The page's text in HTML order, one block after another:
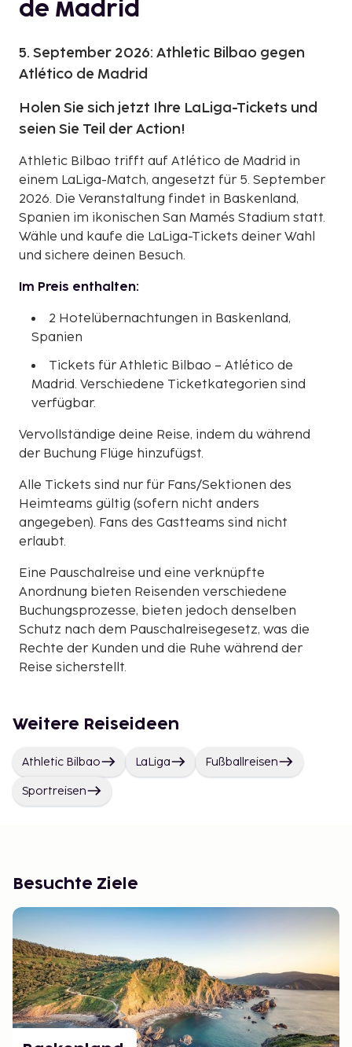
de Madrid
5. September 2026: Athletic Bilbao gegen
Atlético de Madrid
Holen Sie sich jetzt Ihre LaLiga-Tickets und
seien Sie Teil der Action!
Athletic Bilbao trifft auf Atlético de Madrid in
einem LaLiga-Match, angesetzt für 5. September
2026. Die Veranstaltung findet in Baskenland,
Spanien im ikonischen San Mamés Stadium statt.
Wähle und kaufe die LaLiga-Tickets deiner Wahl
und sichere deinen Besuch.
Im Preis enthalten:
2 Hotelübernachtungen in Baskenland,
Spanien
Tickets für Athletic Bilbao – Atlético de
Madrid. Verschiedene Ticketkategorien sind
verfügbar.
Vervollständige deine Reise, indem du während
der Buchung Flüge hinzufügst.
Alle Tickets sind nur für Fans/Sektionen des
Heimteams gültig (sofern nicht anders
angegeben). Fans des Gastteams sind nicht
erlaubt.
Eine Pauschalreise und eine verknüpfte
Anordnung bieten Reisenden verschiedene
Buchungsprozesse, bieten jedoch denselben
Schutz nach dem Pauschalreisegesetz, was die
Rechte der Kunden und die Ruhe während der
Reise sicherstellt.
Weitere Reiseideen
Athletic Bilbao LaLiga Fußballreisen
Sportreisen
Besuchte Ziele